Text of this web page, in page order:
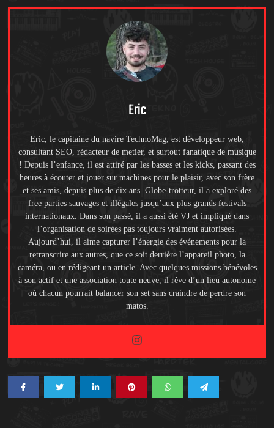
Eric
Eric, le capitaine du navire TechnoMag, est développeur web,
consultant SEO, rédacteur de metier, et surtout fanatique de musique
! Depuis l’enfance, il est attiré par les basses et les kicks, passant des
heures à écouter et jouer sur machines pour le plaisir, avec son frère
et ses amis, depuis plus de dix ans. Globe-trotteur, il a exploré des
free parties sauvages et illégales jusqu’aux plus grands festivals
internationaux. Dans son passé, il a aussi été VJ et impliqué dans
l’organisation de soirées pas toujours vraiment autorisées.
Aujourd’hui, il aime capturer l’énergie des événements pour la
retranscrire aux autres, que ce soit derrière l’appareil photo, la
caméra, ou en rédigeant un article. Avec quelques missions bénévoles
à son actif et une association toute neuve, il rêve d’un lieu autonome
où chacun pourrait balancer son set sans craindre de perdre son
matos.